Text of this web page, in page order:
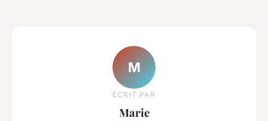
M
ECRIT PAR
Marie